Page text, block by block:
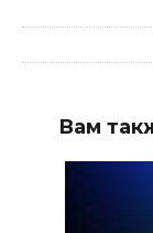
Вам